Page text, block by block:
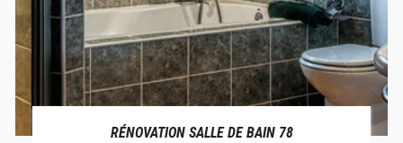
RÉNOVATION SALLE DE BAIN 78